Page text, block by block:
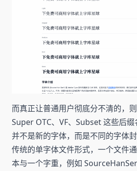
而真正让普通用户彻底分不清的，则
Super OTC、VF、Subset 这些后
并不是新的字体，而是不同的字体
传统的单字体文件形式，一个文件
本与一个字重，例如